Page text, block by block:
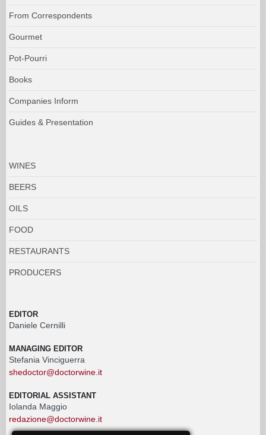
From Correspondents
Gourmet
Pot-Pourri
Books
Companies Inform
Guides & Presentation
WINES
BEERS
OILS
FOOD
RESTAURANTS
PRODUCERS
EDITOR
Daniele Cernilli
MANAGING EDITOR
Stefania Vinciguerra
shedoctor@doctorwine.it
EDITORIAL ASSISTANT
Iolanda Maggio
redazione@doctorwine.it